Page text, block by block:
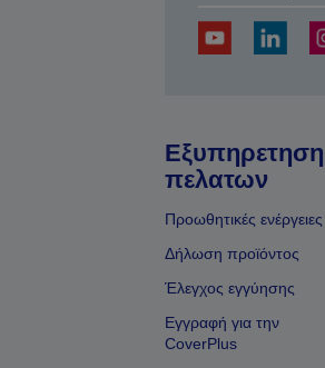
Εξυπηρετηση
πελατων
Προωθητικές ενέργειες
Δήλωση προϊόντος
Έλεγχος εγγύησης
Εγγραφή για την
CoverPlus